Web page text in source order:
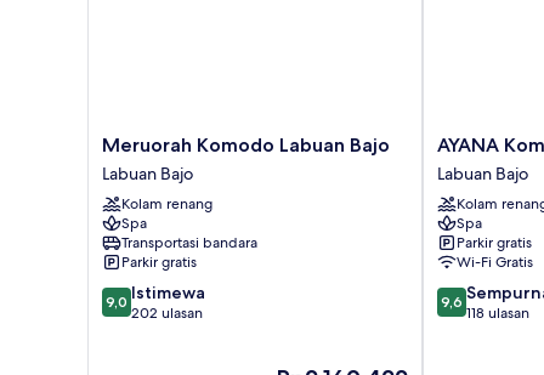
Meruorah
Komodo
Labuan
Bajo
Labuan
Bajo
Meruorah Komodo Labuan Bajo
Labuan Bajo
Kolam renang
Spa
Transportasi bandara
Parkir gratis
9.0
dari
9,0 Istimewa
202 ulasan
AYANA
Komodo
Waecicu
Beach
Labuan
Bajo
AYANA
Labuan Bajo
Kolam
Spa
Parkir gratis
Wi-Fi Gratis
9.6
dari
9,6
118 ulasan